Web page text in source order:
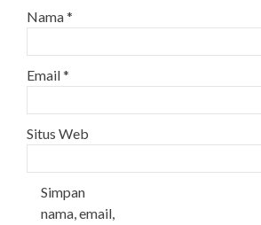
Nama*
Email*
Situs Web
Simpan
nama, email,